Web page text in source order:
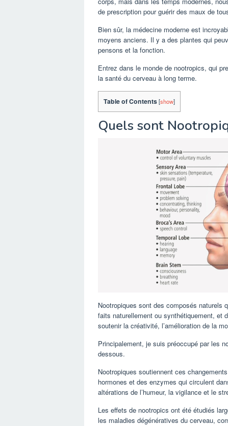
de prescription pour guérir des maux de
Bien sûr, la médecine moderne est
moyens anciens. Il y a des plantes qui
pensons et la fonction.
Entrez dans le monde de nootropics, qui
la santé du cerveau à long terme.
Table of Contents[show]
Quels sont
Nootropiques sont des composés naturels
faits naturellement ou synthétiquement, et
soutenir la créativité, l’amélioration de la
Principalement, je suis préoccupé par les
dessous.
Nootropiques soutiennent ces
hormones et des enzymes qui circulent
altérations de l’humeur, la vigilance et le
Les effets de nootropics ont été étudiés
les maladies dégénératives du cerveau,